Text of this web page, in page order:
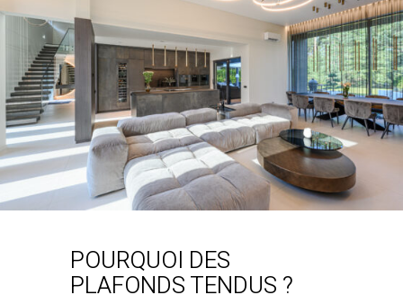
POURQUOI DES
PLAFONDS TENDUS ?